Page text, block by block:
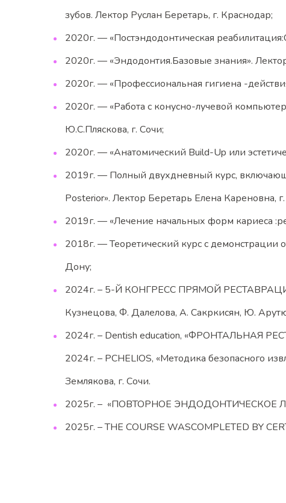
зубов. Лектор Руслан Беретарь, г. Краснодар;
2020г. — «Постэндодонтическая
2020г. — «Эндодонтия.Базовые знания».
2020г. — «Профессиональная гигиена -
2020г. — «Работа с конусно-лучевой
Ю.С.Пляскова, г. Сочи;
2020г. — «Анатомический Build-Up или
2019г. — Полный двухдневный курс,
Posterior». Лектор Беретарь Елена Кареновна,
2019г. — «Лечение начальных форм кариеса
2018г. — Теоретический курс с демонстрации
Дону;
2024г. – 5-Й КОНГРЕСС ПРЯМОЙ
Кузнецова, Ф. Далелова, А. Сакркисян, Ю.
2024г. – Dentish education, «ФРОНТАЛЬНАЯ
2024г. – PCHELIOS, «Методика безопасного
Землякова, г. Сочи.
2025г. – «ПОВТОРНОЕ ЭНДОДОНТИЧЕСКОЕ
2025г. – THE COURSE WASCOMPLETED BY